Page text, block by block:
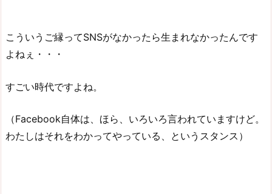
こういうご縁ってSNSがなかったら生まれなかったんです
よねぇ・・・
すごい時代ですよね。
（Facebook自体は、ほら、いろいろ言われていますけど。
わたしはそれをわかってやっている、というスタンス）